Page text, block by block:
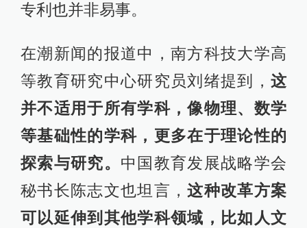
专利也并非易事。
在潮新闻的报道中，南方科技大学高
等教育研究中心研究员刘绪提到，这
并不适用于所有学科，像物理、数学
等基础性的学科，更多在于理论性的
探索与研究。 中国教育发展战略学会
秘书长陈志文也坦言，这种改革方案
可以延伸到其他学科领域，比如人文